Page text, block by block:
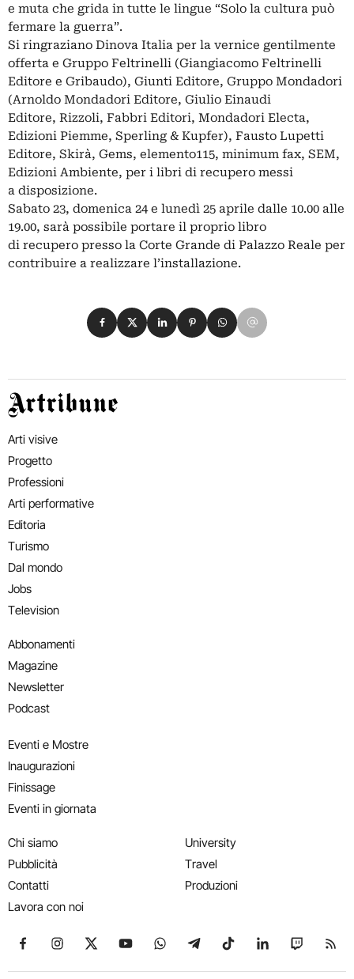
e muta che grida in tutte le lingue “Solo la cultura può
fermare la guerra”.
Si ringraziano Dinova Italia per la vernice gentilmente
offerta e Gruppo Feltrinelli (Giangiacomo Feltrinelli
Editore e Gribaudo), Giunti Editore, Gruppo Mondadori
(Arnoldo Mondadori Editore, Giulio Einaudi
Editore, Rizzoli, Fabbri Editori, Mondadori Electa,
Edizioni Piemme, Sperling & Kupfer), Fausto Lupetti
Editore, Skirà, Gems, elemento115, minimum fax, SEM,
Edizioni Ambiente, per i libri di recupero messi
a disposizione.
Sabato 23, domenica 24 e lunedì 25 aprile dalle 10.00 alle
19.00, sarà possibile portare il proprio libro
di recupero presso la Corte Grande di Palazzo Reale per
contribuire a realizzare l’installazione.
Condividi su Facebook
Condividi su X
Condividi su LinkedIn
Condividi su Pinterest
Condividi su WhatsApp
Condividi su Email
Artribune
Arti visive
Progetto
Professioni
Arti performative
Editoria
Turismo
Dal mondo
Jobs
Television
Abbonamenti
Magazine
Newsletter
Podcast
Eventi e Mostre
Inaugurazioni
Finissage
Eventi in giornata
Chi siamo
Pubblicità
Contatti
Lavora con noi
University
Travel
Produzioni
Seguici su Facebook
Seguici su Instagram
Seguici su X
Seguici su YouTube
Seguici su WhatsApp
Seguici su Telegram
Seguici su TikTok
Seguici su
Seguici